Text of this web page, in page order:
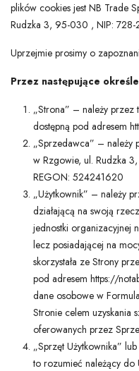
plików cookies jest NB Trade
Rudzka 3, 95-030 , NIP:
Uprzejmie prosimy o
Przez następujące
„Strona” – należy przez
dostępną pod adresem
„Sprzedawca” – należy
w Rzgowie, ul. Rudzka
REGON: 524241620
„Użytkownik” – należy
działającą na swoją
jednostki organizacyjnej
lecz posiadającej na
skorzystała ze Strony
pod adresem https://
dane osobowe w
Stronie celem uzyskania
oferowanych przez
„Sprzęt Użytkownika”
to rozumieć należący do